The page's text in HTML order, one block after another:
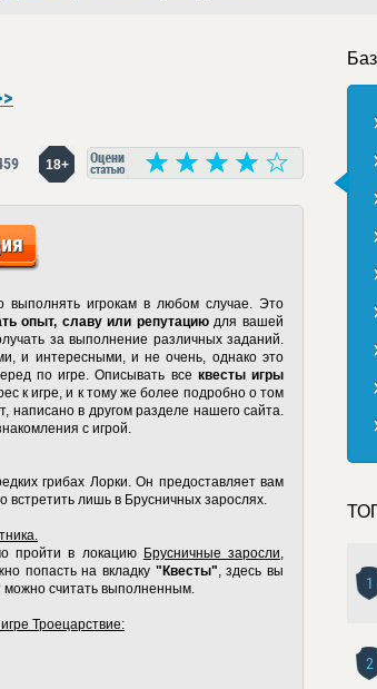
18+
выполнять игрокам в любом случае. Это
опыт, славу или репутациюдля вашей
за выполнение различных заданий.
и интересными, и не очень, однако это
по игре. Описывать все квесты игры
к игре, и к тому же более подробно о том
написано в другом разделе нашего сайта.
с игрой.
грибах Лорки. Он предоставляет вам
встретить лишь в Брусничных зарослях.
пройти в локацию Брусничные заросли,
попасть на вкладку "Квесты", здесь вы
можно считать выполненным.
Троецарствие:
1
2